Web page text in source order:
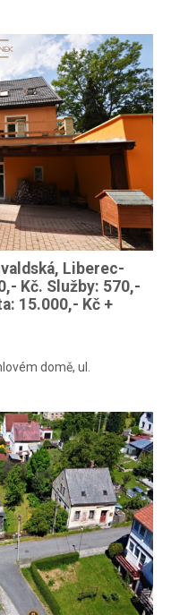
Liberec-
Kč. Služby: 570,-
15.000,- Kč +
domě, ul.